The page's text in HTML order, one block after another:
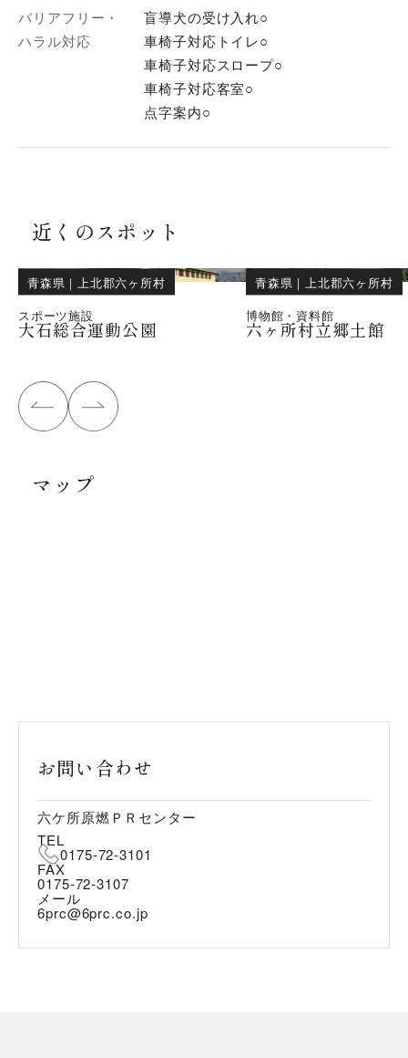
バリアフリー・
ハラル対応
盲導犬の受け入れ○
車椅子対応トイレ○
車椅子対応スロープ○
車椅子対応客室○
点字案内○
近くのスポット
青森県 ｜
上北郡六ヶ所村
スポーツ施設
大石総合運動公園
青森県 ｜
上北郡六ヶ所村
博物館・資料館
六ヶ所村立郷土館
マップ
お問い合わせ
六ケ所原燃ＰＲセンター
TEL
0175-72-3101
FAX
0175-72-3107
メール
6prc@6prc.co.jp